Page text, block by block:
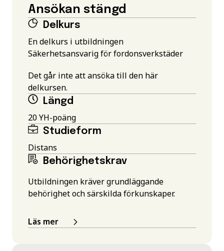
Ansökan stängd
Delkurs
En delkurs i utbildningen
Säkerhetsansvarig för fordonsverkstäder
Det går inte att ansöka till den här
delkursen.
Längd
20 YH-poäng
Studieform
Distans
Behörighetskrav
Utbildningen kräver grundläggande
behörighet och särskilda förkunskaper.
Läs mer